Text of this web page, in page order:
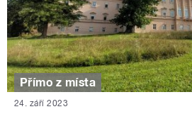
Přímo z místa
24. září 2023